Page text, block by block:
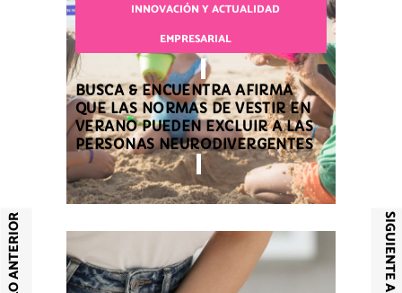
INNOVACIÓN Y ACTUALIDAD
EMPRESARIAL
BUSCA & ENCUENTRA AFIRMA
QUE LAS NORMAS DE VESTIR EN
VERANO PUEDEN EXCLUIR A LAS
PERSONAS NEURODIVERGENTES